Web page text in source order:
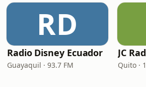
RD
Radio Disney Ecuador
Guayaquil · 93.7 FM
JC
Quito ·